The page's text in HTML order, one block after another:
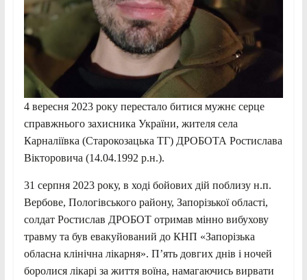
4 вересня 2023 року перестало битися мужнє серце
справжнього захисника України, жителя села
Карналіївка (Старокозацька ТГ) ДРОБОТА Ростислава
Вікторовича (14.04.1992 р.н.).
31 серпня 2023 року, в ході бойових дій поблизу н.п.
Вербове, Пологівського району, Запорізької області,
солдат Ростислав ДРОБОТ отримав мінно вибухову
травму та був евакуйований до КНП «Запорізька
обласна клінічна лікарня». П’ять довгих днів і ночей
боролися лікарі за життя воїна, намагаючись вирвати